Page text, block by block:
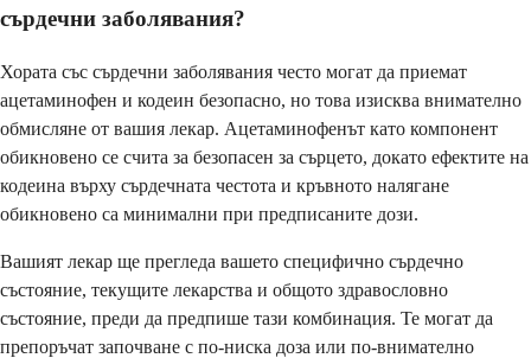
сърдечни заболявания?
Хората със сърдечни заболявания често могат да приемат
ацетаминофен и кодеин безопасно, но това изисква внимателно
обмисляне от вашия лекар. Ацетаминофенът като компонент
обикновено се счита за безопасен за сърцето, докато ефектите на
кодеина върху сърдечната честота и кръвното налягане
обикновено са минимални при предписаните дози.
Вашият лекар ще прегледа вашето специфично сърдечно
състояние, текущите лекарства и общото здравословно
състояние, преди да предпише тази комбинация. Те могат да
препоръчат започване с по-ниска доза или по-внимателно